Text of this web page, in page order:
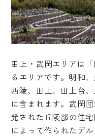
田上・武岡エリアは
るエリアです。明和
西陵、田上、田上台
に含まれます。武岡
発された丘陵部の住
によって作られたデ